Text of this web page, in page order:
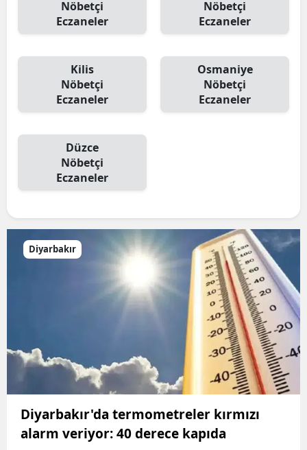
Nöbetçi
Eczaneler
Nöbetçi
Eczaneler
Kilis
Nöbetçi
Eczaneler
Osmaniye
Nöbetçi
Eczaneler
Düzce
Nöbetçi
Eczaneler
Diyarbakır
Diyarbakır'da termometreler kırmızı
alarm veriyor: 40 derece kapıda